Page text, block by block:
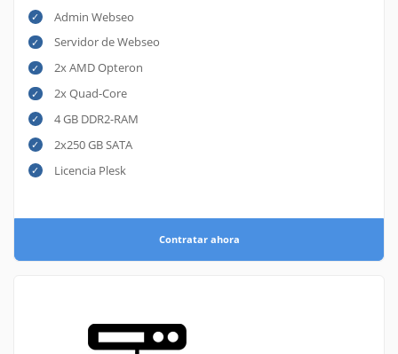
Admin Webseo
Servidor de Webseo
2x AMD Opteron
2x Quad-Core
4 GB DDR2-RAM
2x250 GB SATA
Licencia Plesk
Contratar ahora